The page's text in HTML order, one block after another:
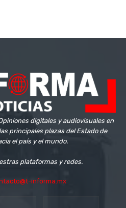
digitales y audiovisuales en
principales plazas del Estado de
el país y el mundo.
plataformas y redes.
informa.mx